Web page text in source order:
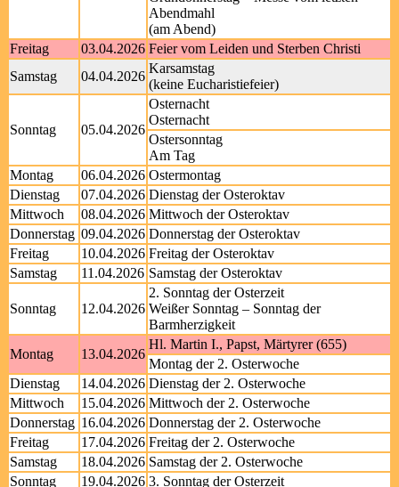
Abendmahl
(am Abend)
Freitag
03.04.2026 Feier vom Leiden und Sterben Christi
Samstag
04.04.2026
Karsamstag
(keine Eucharistiefeier)
Sonntag 05.04.2026
Osternacht
Osternacht
Ostersonntag
Am Tag
Montag
06.04.2026 Ostermontag
Dienstag
07.04.2026 Dienstag der Osteroktav
Mittwoch
08.04.2026 Mittwoch der Osteroktav
Donnerstag 09.04.2026 Donnerstag der Osteroktav
Freitag
10.04.2026 Freitag der Osteroktav
Samstag
11.04.2026 Samstag der Osteroktav
Sonntag 12.04.2026
2. Sonntag der Osterzeit
Weißer Sonntag – Sonntag der
Barmherzigkeit
Montag
13.04.2026
Hl. Martin I., Papst, Märtyrer (655)
Montag der 2. Osterwoche
Dienstag
14.04.2026 Dienstag der 2. Osterwoche
Mittwoch
15.04.2026 Mittwoch der 2. Osterwoche
Donnerstag 16.04.2026 Donnerstag der 2. Osterwoche
Freitag
17.04.2026 Freitag der 2. Osterwoche
Samstag
18.04.2026 Samstag der 2. Osterwoche
Sonntag
19.04.2026 3. Sonntag der Osterzeit